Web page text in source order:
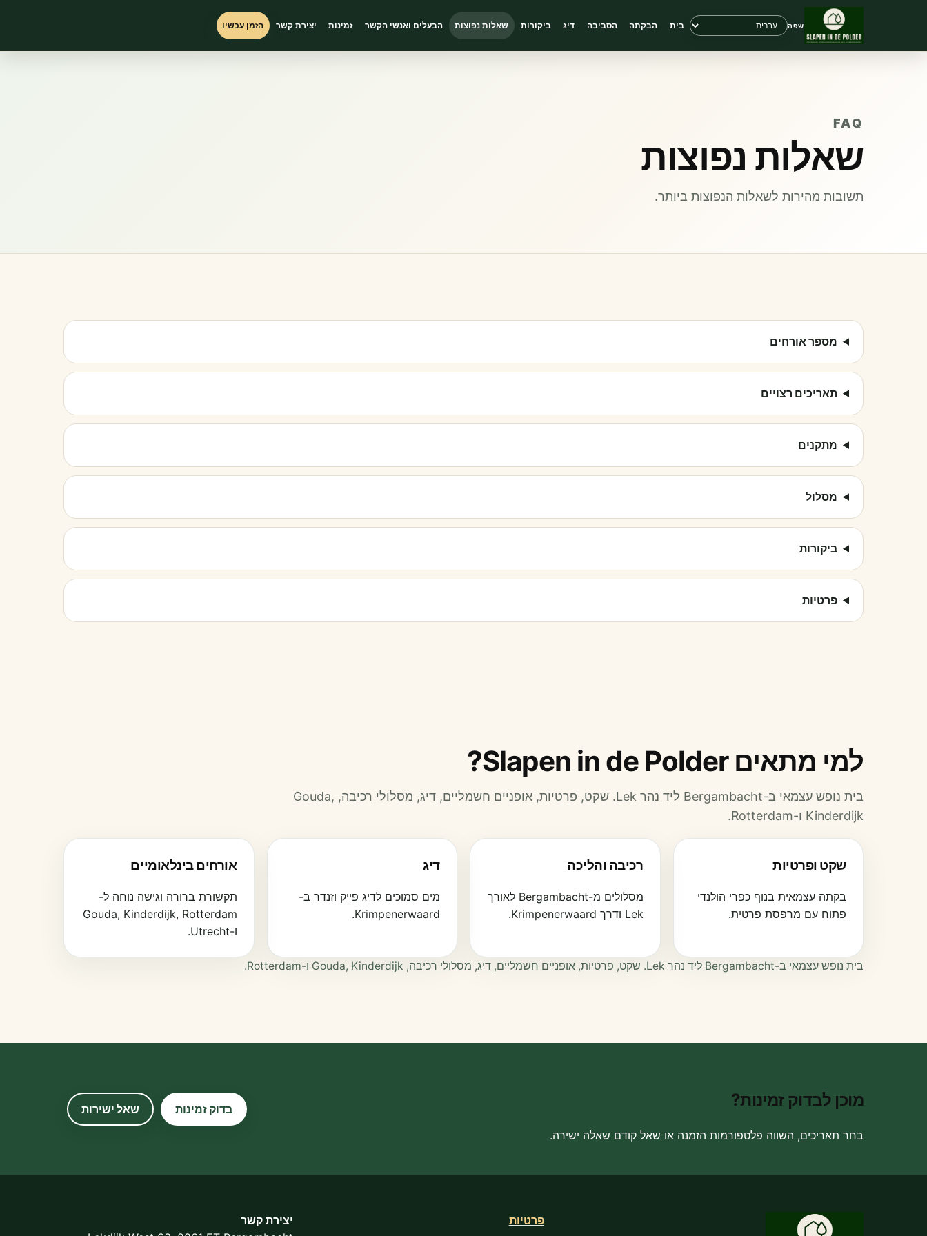
שפה בית הבקתה הסביבה דיג ביקורות שאלות נפוצות הבעלים ואנשי הקשר זמינות יצירת קשר הזמן עכשיו
FAQ
שאלות נפוצות
תשובות מהירות לשאלות הנפוצות ביותר.
מספר אורחים
תאריכים רצויים
מתקנים
מסלול
ביקורות
פרטיות
למי מתאים Slapen in de Polder?
בית נופש עצמאי ב-Bergambacht ליד נהר Lek. שקט, פרטיות, אופניים חשמליים, דיג, מסלולי רכיבה, Gouda,
Kinderdijk ו-Rotterdam.
שקט ופרטיות
בקתה עצמאית בנוף כפרי הולנדי
פתוח עם מרפסת פרטית.
רכיבה והליכה
מסלולים מ-Bergambacht לאורך
Lek ודרך Krimpenerwaard.
דיג
מים סמוכים לדיג פייק וזנדר ב-
Krimpenerwaard.
אורחים בינלאומיים
תקשורת ברורה וגישה נוחה ל-
Gouda, Kinderdijk, Rotterdam
ו-Utrecht.
בית נופש עצמאי ב-Bergambacht ליד נהר Lek. שקט, פרטיות, אופניים חשמליים, דיג, מסלולי רכיבה, Gouda, Kinderdijk ו-Rotterdam.
מוכן לבדוק זמינות?
בחר תאריכים, השווה פלטפורמות הזמנה או שאל קודם שאלה ישירה.
בדוק זמינות שאל ישירות
פרטיות
יצירת קשר